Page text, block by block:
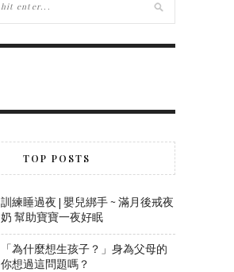
TOP POSTS
訓練睡過夜 | 嬰兒綁手 ~ 滿月後戒夜
奶 幫助寶寶一夜好眠
「為什麼想生孩子？」身為父母的
你想過這問題嗎？